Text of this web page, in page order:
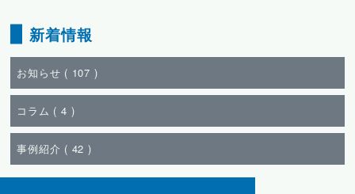
新着情報
お知らせ ( 107 )
コラム ( 4 )
事例紹介 ( 42 )